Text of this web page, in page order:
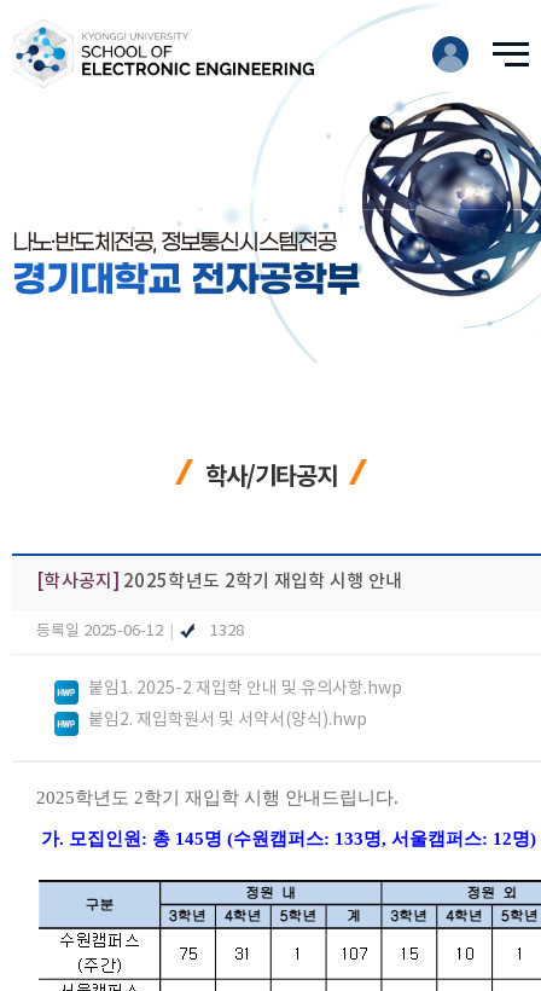
나노·반도체전공, 정보통신시스템전공
경기대학교 전자공학부
학사/기타공지
[학사공지] 2025학년도 2학기 재입학 시행 안내
등록일 2025-06-12 1328
붙임1. 2025-2 재입학 안내 및 유의사항.hwp
붙임2. 재입학원서 및 서약서(양식).hwp
2025학년도 2학기 재입학 시행 안내드립니다.
가. 모집인원: 총 145명 (수원캠퍼스: 133명, 서울캠퍼스: 12명)